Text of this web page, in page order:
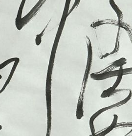
总台企业白名单